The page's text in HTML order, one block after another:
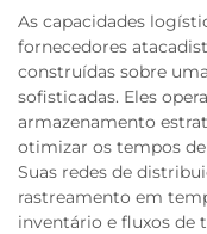
As capacidades
fornecedores
construídas sobre
sofisticadas. Eles
armazenamento
otimizar os tempos
Suas redes de
rastreamento em
inventário e fluxos de